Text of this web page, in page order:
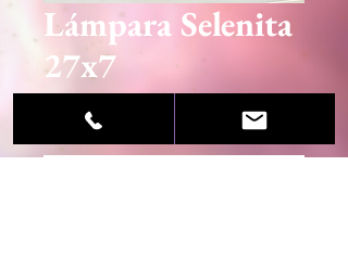
Lámpara Selenita
27x7
45,95 €